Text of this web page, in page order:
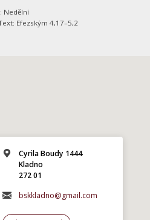
Nedělní
Efezským 4,17–5,2
Cyrila Boudy 1444
Kladno
272 01
bskkladno@gmail.com